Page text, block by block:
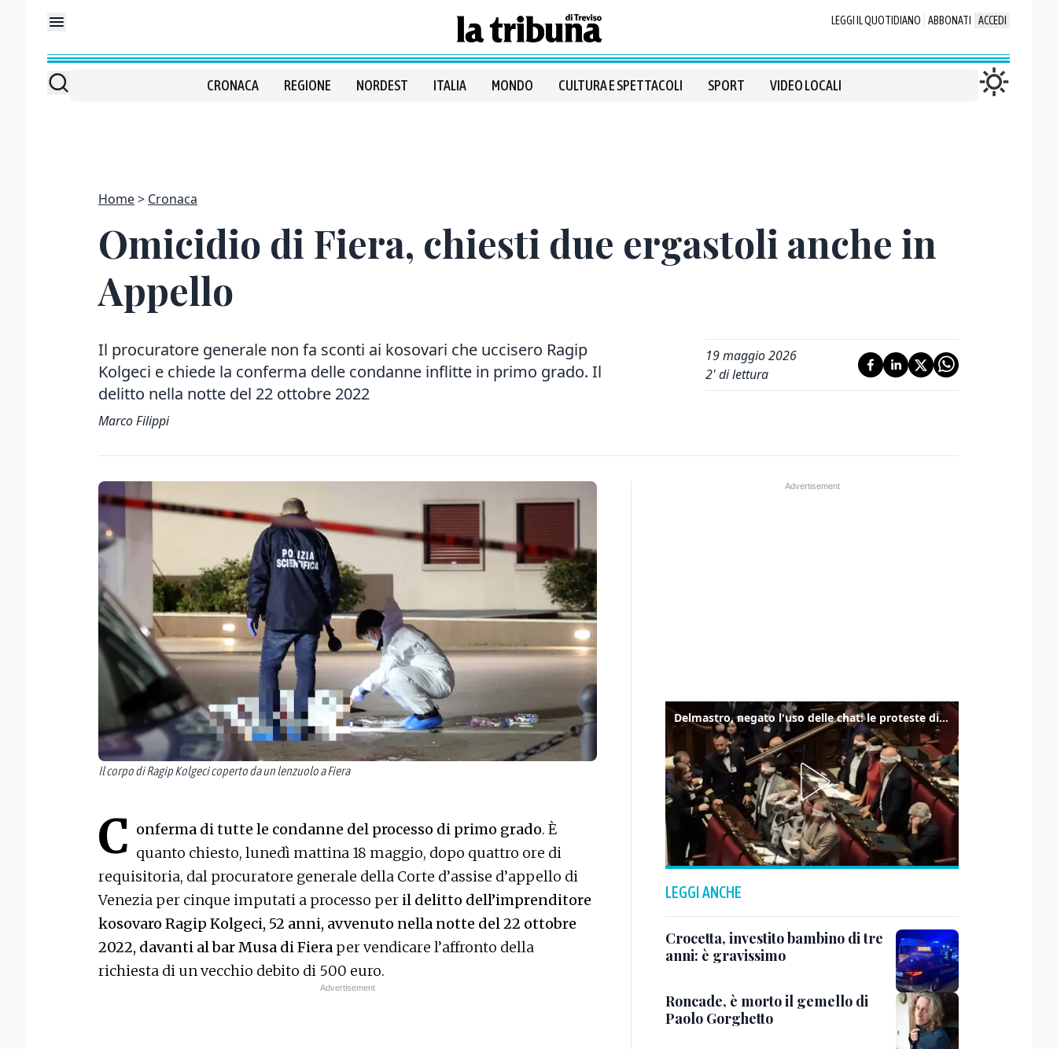
LEGGI IL QUOTIDIANO ABBONATI ACCEDI
CRONACA REGIONE NORDEST ITALIA MONDO CULTURA E SPETTACOLI SPORT VIDEO LOCALI
Home Cronaca
Omicidio di Fiera, chiesti due ergastoli anche in
Appello
Il procuratore generale non fa sconti ai kosovari che uccisero Ragip
Kolgeci e chiede la conferma delle condanne inflitte in primo grado. Il
delitto nella notte del 22 ottobre 2022
Marco Filippi
19 maggio 2026
2' di lettura
Il corpo di Ragip Kolgeci coperto da un lenzuolo a Fiera
C onferma di tutte le condanne del processo di primo grado. È
quanto chiesto, lunedì mattina 18 maggio, dopo quattro ore di
requisitoria, dal procuratore generale della Corte d’assise d’appello di
Venezia per cinque imputati a processo per il delitto dell’imprenditore
kosovaro Ragip Kolgeci, 52 anni, avvenuto nella notte del 22 ottobre
2022, davanti al bar Musa di Fiera per vendicare l’affronto della
richiesta di un vecchio debito di 500 euro.
Delmastro, negato l'uso delle chat: le proteste di Avs e M5s
LEGGI ANCHE
Crocetta, investito bambino di tre
anni: è gravissimo
Roncade, è morto il gemello di
Paolo Gorghetto